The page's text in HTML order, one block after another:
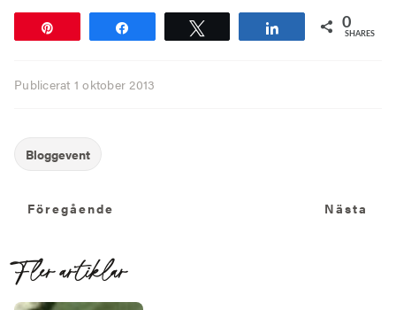
Share 0
SHARES
Publicerat 1 oktober 2013
Föregående
Föregående Nästa
Fler artiklar